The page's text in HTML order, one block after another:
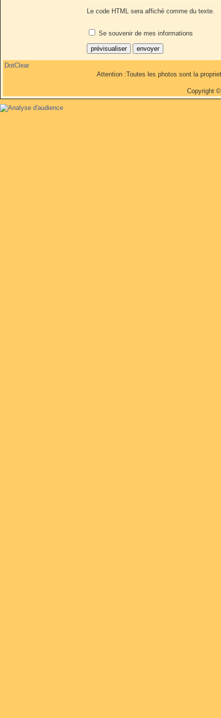
Le code HTML sera affiché comme du texte.
Se souvenir de mes informations
DotClear
Attention :Toutes les photos sont la
Copyright